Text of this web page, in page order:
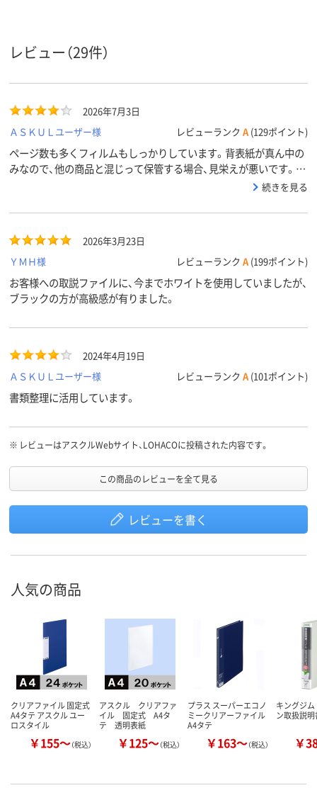
向き タテ
無
アスクル
商品環境
スコア
レビュー（29件）
2026年7月3日
ＡＳＫＵＬユーザー様
レビューランク A (129ポイント)
ページ数も多くフィルムもしっかりしています。背表紙が真ん中の
みなので、他の商品と混じって保管する場合、見栄えが悪いです。で
もお値段が安いので、買い替えの場合はこちらにしています。続きを見る
2026年3月23日
ＹＭＨ様
レビューランク A (199ポイント)
お客様への取説ファイルに、今までホワイトを使用していましたが、
ブラックの方が高級感が有りました。
2024年4月19日
ＡＳＫＵＬユーザー様
レビューランク A (101ポイント)
書類整理に活用しています。
※ レビューはアスクルWebサイト、LOHACOに投稿された内容です。
この商品のレビューを全て見る
レビューを書く
人気の商品
クリアファイル 固定式
A4タテ アスクル ユー
ロスタイル
￥155～（税込）
アスクル クリアファ
イル 固定式 A4タ
テ 透明表紙
￥125～（税込）
プラス スーパーエコノ
ミークリアーファイル
A4タテ
￥163～（税込）
キングジ
ン取扱説
￥